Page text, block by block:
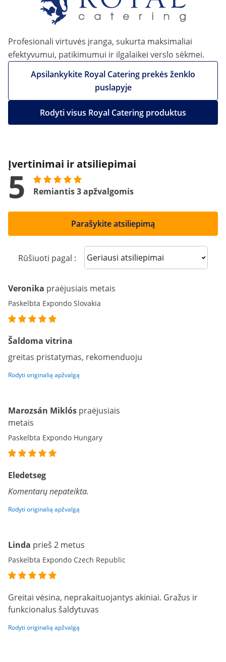
Profesionali virtuvės įranga, sukurta maksimaliai
efektyvumui, patikimumui ir ilgalaikei verslo sėkmei.
Apsilankykite Royal Catering prekės ženklo
puslapyje
Rodyti visus Royal Catering produktus
Įvertinimai ir atsiliepimai
5 Remiantis 3 apžvalgomis
Parašykite atsiliepimą
Rūšiuoti pagal : Sort reviews
Veronika praėjusiais metais
Paskelbta Expondo Slovakia
Šaldoma vitrina
greitas pristatymas, rekomenduoju
Rodyti originalią apžvalgą
Marozsán Miklós praėjusiais
metais
Paskelbta Expondo Hungary
Eledetseg
Komentarų nepateikta.
Rodyti originalią apžvalgą
Linda prieš 2 metus
Paskelbta Expondo Czech Republic
Greitai vėsina, neprakaituojantys akiniai. Gražus ir
funkcionalus šaldytuvas
Rodyti originalią apžvalgą